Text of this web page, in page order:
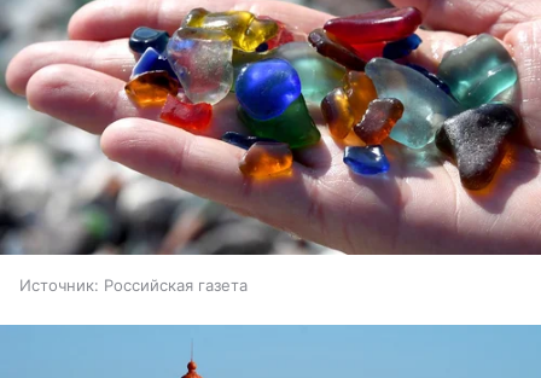
Источник: Российская газета